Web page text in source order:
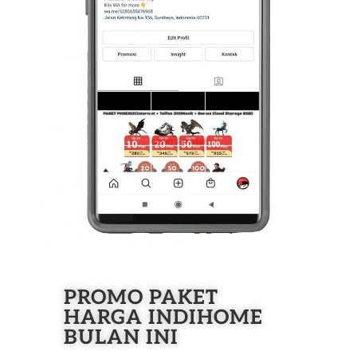
PROMO PAKET
HARGA INDIHOME
BULAN INI